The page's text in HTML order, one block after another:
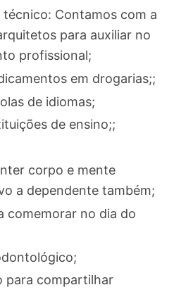
Contamos com a
para auxiliar no
profissional;
em drogarias;;
de idiomas;
de ensino;;
corpo e mente
a dependente também;
comemorar no dia do
para compartilhar